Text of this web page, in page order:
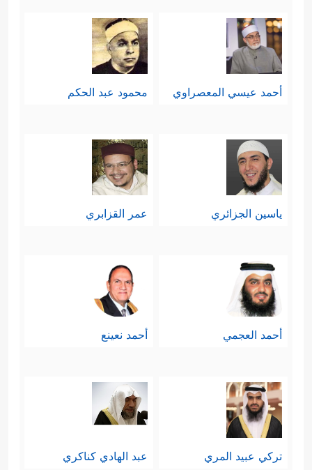
أحمد عيسي المعصراوي محمود عبد الحكم
ياسين الجزائري عمر القزابري
أحمد العجمي أحمد نعينع
تركي عبيد المري عبد الهادي كناكري